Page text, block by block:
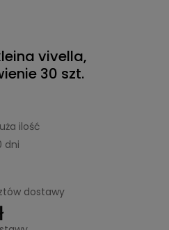
vivella,
30 szt.
ilość
dni
dostawy